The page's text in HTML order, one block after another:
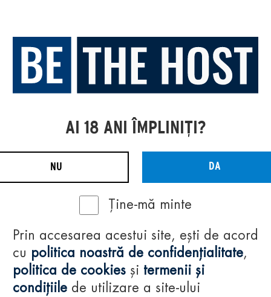
AI 18 ANI ÎMPLINIȚI?
NU DA
Ține-mă minte
Prin accesarea acestui site, ești de acord
cu politica noastră de confidențialitate,
politica de cookies și termenii și
condițiile de utilizare a site-ului